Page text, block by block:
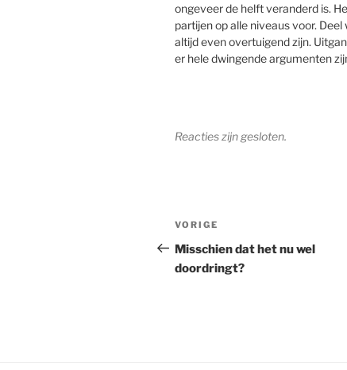
ongeveer de helft veranderd is.
partijen op alle niveaus voor.
altijd even overtuigend zijn.
er hele dwingende argumenten
Reacties zijn gesloten.
Bericht
navigatie
Vorig
bericht
VORIGE
Misschien dat het nu wel
doordringt?